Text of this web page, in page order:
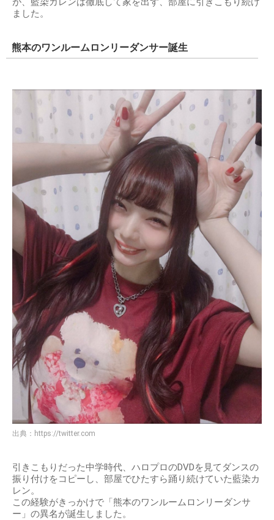
ました。
熊本のワンルームロンリーダンサー誕生
出典： https://twitter.com
引きこもりだった中学時代、ハロプロのDVDを見てダンスの
振り付けをコピーし、部屋でひたすら踊り続けていた藍染カ
レン。
この経験がきっかけで「熊本のワンルームロンリーダンサ
ー」の異名が誕生しました。